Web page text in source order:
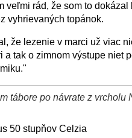
veľmi rád, že som to
vyhrievaných topánok.
že lezenie v marci už viac
a tak o zimnom výstupe niet
tábore po návrate z vrcholu
50 stupňov Celzia